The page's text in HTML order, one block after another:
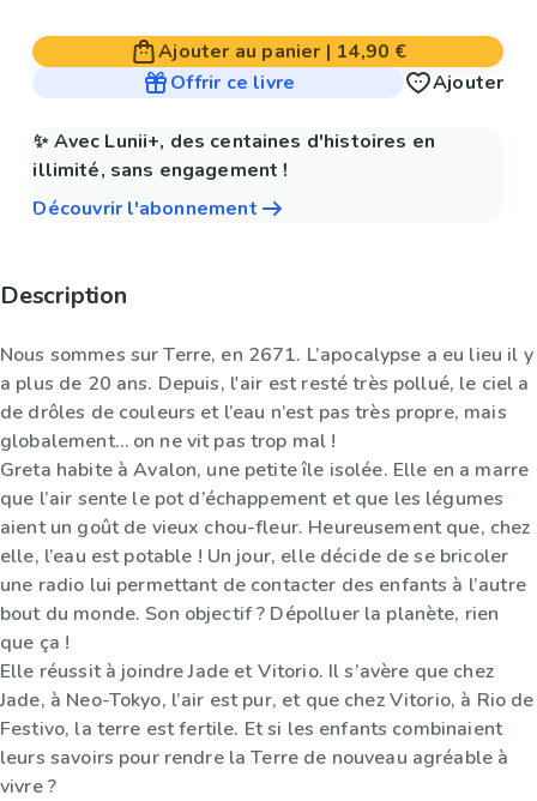
Ajouter au panier | 14,90 €
Offrir ce livre
Ajouter
✨ Avec Lunii+, des centaines d'histoires en
illimité, sans engagement !
Découvrir l'abonnement
Description
Nous sommes sur Terre, en 2671. L’apocalypse a eu lieu il y
a plus de 20 ans. Depuis, l'air est resté très pollué, le ciel a
de drôles de couleurs et l’eau n’est pas très propre, mais
globalement… on ne vit pas trop mal !
Greta habite à Avalon, une petite île isolée. Elle en a marre
que l’air sente le pot d’échappement et que les légumes
aient un goût de vieux chou-fleur. Heureusement que, chez
elle, l’eau est potable ! Un jour, elle décide de se bricoler
une radio lui permettant de contacter des enfants à l’autre
bout du monde. Son objectif ? Dépolluer la planète, rien
que ça !
Elle réussit à joindre Jade et Vitorio. Il s’avère que chez
Jade, à Neo-Tokyo, l’air est pur, et que chez Vitorio, à Rio de
Festivo, la terre est fertile. Et si les enfants combinaient
leurs savoirs pour rendre la Terre de nouveau agréable à
vivre ?